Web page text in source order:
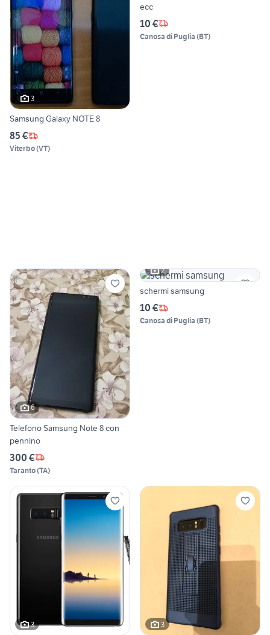
3
Samsung Galaxy NOTE 8
85 €
Viterbo(VT)
ecc
10 €
Canosa di Puglia (BT)
6
Telefono Samsung Note 8 con
pennino
300 €
Taranto(TA)
2
schermi samsung
10 €
Canosa di Puglia (BT)
3 3